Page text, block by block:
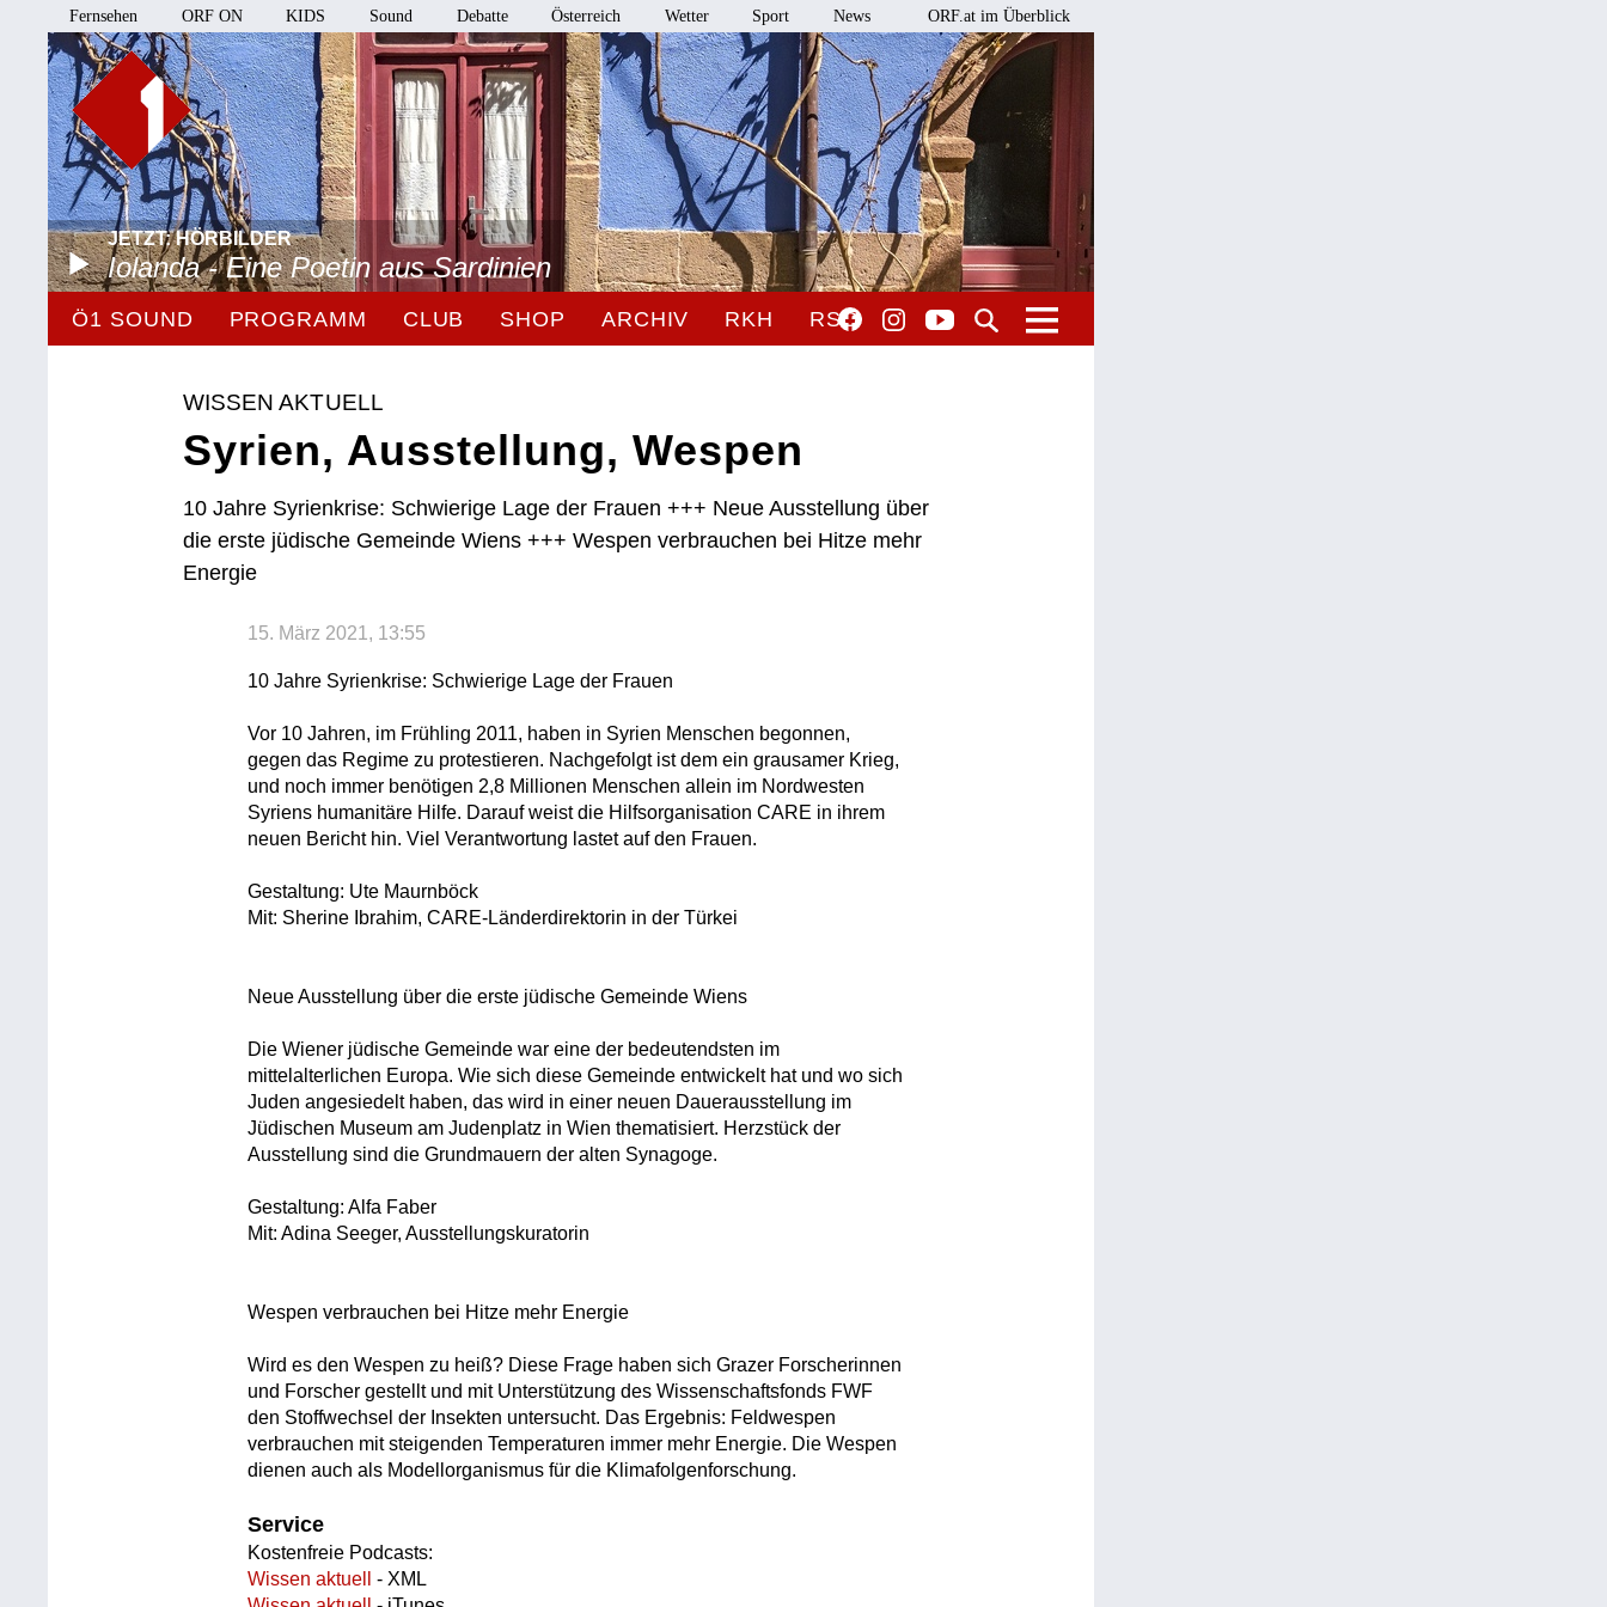
Fernsehen ORF ON KIDS Sound Debatte Österreich Wetter Sport News ORF.at im Überblick
JETZT: HÖRBILDER
Iolanda - Eine Poetin aus Sardinien
Ö1 SOUND PROGRAMM CLUB SHOP ARCHIV RKH RSO
WISSEN AKTUELL
Syrien, Ausstellung, Wespen
10 Jahre Syrienkrise: Schwierige Lage der Frauen +++ Neue Ausstellung über
die erste jüdische Gemeinde Wiens +++ Wespen verbrauchen bei Hitze mehr
Energie
15. März 2021, 13:55
10 Jahre Syrienkrise: Schwierige Lage der Frauen
Vor 10 Jahren, im Frühling 2011, haben in Syrien Menschen begonnen,
gegen das Regime zu protestieren. Nachgefolgt ist dem ein grausamer Krieg,
und noch immer benötigen 2,8 Millionen Menschen allein im Nordwesten
Syriens humanitäre Hilfe. Darauf weist die Hilfsorganisation CARE in ihrem
neuen Bericht hin. Viel Verantwortung lastet auf den Frauen.
Gestaltung: Ute Maurnböck
Mit: Sherine Ibrahim, CARE-Länderdirektorin in der Türkei
Neue Ausstellung über die erste jüdische Gemeinde Wiens
Die Wiener jüdische Gemeinde war eine der bedeutendsten im
mittelalterlichen Europa. Wie sich diese Gemeinde entwickelt hat und wo sich
Juden angesiedelt haben, das wird in einer neuen Dauerausstellung im
Jüdischen Museum am Judenplatz in Wien thematisiert. Herzstück der
Ausstellung sind die Grundmauern der alten Synagoge.
Gestaltung: Alfa Faber
Mit: Adina Seeger, Ausstellungskuratorin
Wespen verbrauchen bei Hitze mehr Energie
Wird es den Wespen zu heiß? Diese Frage haben sich Grazer Forscherinnen
und Forscher gestellt und mit Unterstützung des Wissenschaftsfonds FWF
den Stoffwechsel der Insekten untersucht. Das Ergebnis: Feldwespen
verbrauchen mit steigenden Temperaturen immer mehr Energie. Die Wespen
dienen auch als Modellorganismus für die Klimafolgenforschung.
Service
Kostenfreie Podcasts:
Wissen aktuell
- XML